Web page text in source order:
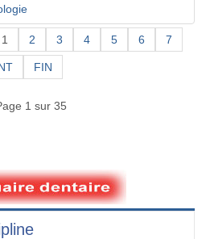
1 2 3 4 5 6 7
FIN
1 sur 35